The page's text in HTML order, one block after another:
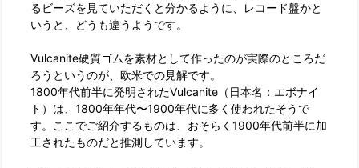
るビーズを見ていただくと分かるように、レコード盤かと
いうと、どうも違うようです。
Vulcanite硬質ゴムを素材として作ったのが実際のところだ
ろうというのが、欧米での見解です。
1800年代前半に発明されたVulcanite（日本名：エボナイ
ト）は、1800年年代〜1900年代に多く使われたそうで
す。ここでご紹介するものは、おそらく1900年代前半に加
工されたものだと推測しています。